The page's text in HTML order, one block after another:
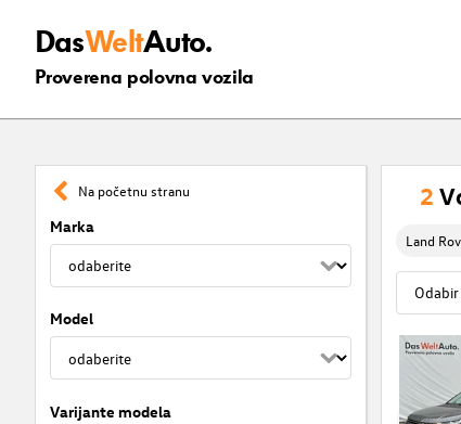
DasWeltAuto.
Proverena polovna vozila
Na početnu stranu
Marka
Model
Varijante modela
2
Land